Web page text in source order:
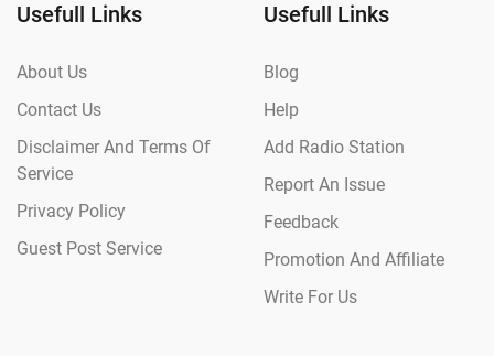
Usefull Links
About Us
Contact Us
Disclaimer And Terms Of
Service
Privacy Policy
Guest Post Service
Usefull Links
Blog
Help
Add Radio Station
Report An Issue
Feedback
Promotion And Affiliate
Write For Us